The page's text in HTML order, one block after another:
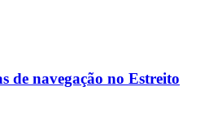
de navegação no Estreito